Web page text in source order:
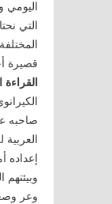
التي
قصيرة
صاحبه
وعر